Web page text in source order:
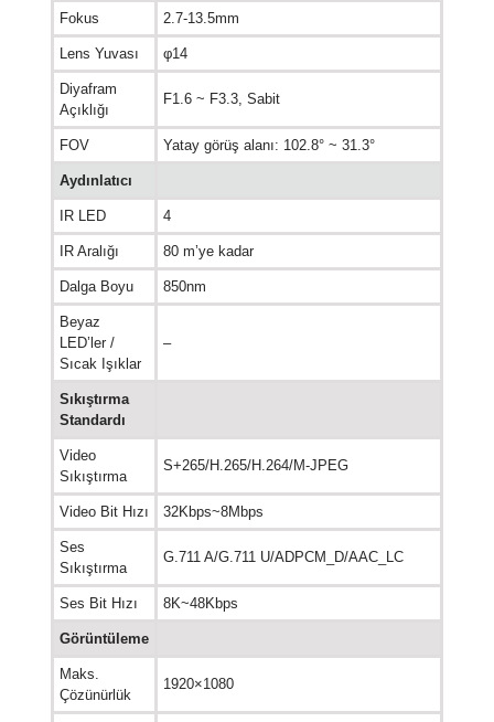
Fokus 2.7-13.5mm
Lens Yuvası φ14
Diyafram
Açıklığı
F1.6 ~ F3.3, Sabit
FOV Yatay görüş alanı: 102.8° ~ 31.3°
Aydınlatıcı
IR LED 4
IR Aralığı 80 m’ye kadar
Dalga Boyu 850nm
Beyaz
LED’ler /
Sıcak Işıklar
–
Sıkıştırma
Standardı
Video
Sıkıştırma
S+265/H.265/H.264/M-JPEG
Video Bit Hızı 32Kbps~8Mbps
Ses
Sıkıştırma
G.711 A/G.711 U/ADPCM_D/AAC_LC
Ses Bit Hızı 8K~48Kbps
Görüntüleme
Maks.
Çözünürlük
1920×1080